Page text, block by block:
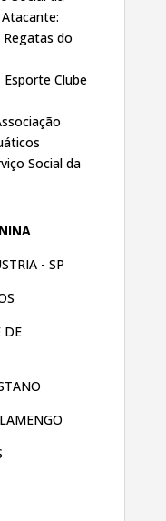
Regatas do
Clube
Social da
- SP
DE